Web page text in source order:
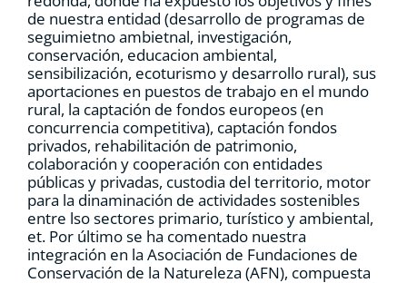
de nuestra entidad (desarrollo de programas de
seguimietno ambietnal, investigación,
conservación, educacion ambiental,
sensibilización, ecoturismo y desarrollo rural), sus
aportaciones en puestos de trabajo en el mundo
rural, la captación de fondos europeos (en
concurrencia competitiva), captación fondos
privados, rehabilitación de patrimonio,
colaboración y cooperación con entidades
públicas y privadas, custodia del territorio, motor
para la dinaminación de actividades sostenibles
entre lso sectores primario, turístico y ambiental,
et. Por último se ha comentado nuestra
integración en la Asociación de Fundaciones de
Conservación de la Natureleza (AFN), compuesta